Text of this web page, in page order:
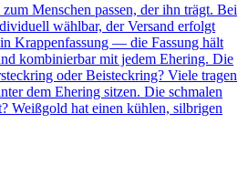
Menschen passen, der ihn trägt. Bei
wählbar, der Versand erfolgt
Krappenfassung — die Fassung hält
kombinierbar mit jedem Ehering. Die
oder Beisteckring? Viele tragen
dem Ehering sitzen. Die schmalen
Weißgold hat einen kühlen, silbrigen